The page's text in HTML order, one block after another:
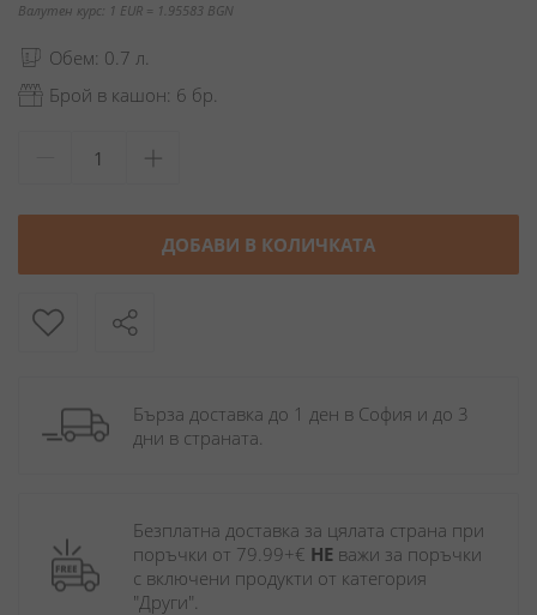
Валутен курс: 1 EUR = 1.95583 BGN
Обем: 0.7 л.
Брой в кашон: 6 бр.
ДОБАВИ В КОЛИЧКАТА
Бърза доставка до 1 ден в София и до 3
дни в страната.
Безплатна доставка за цялата страна при
поръчки от 79.99+€ НЕ важи за поръчки
с включени продукти от категория
"Други".